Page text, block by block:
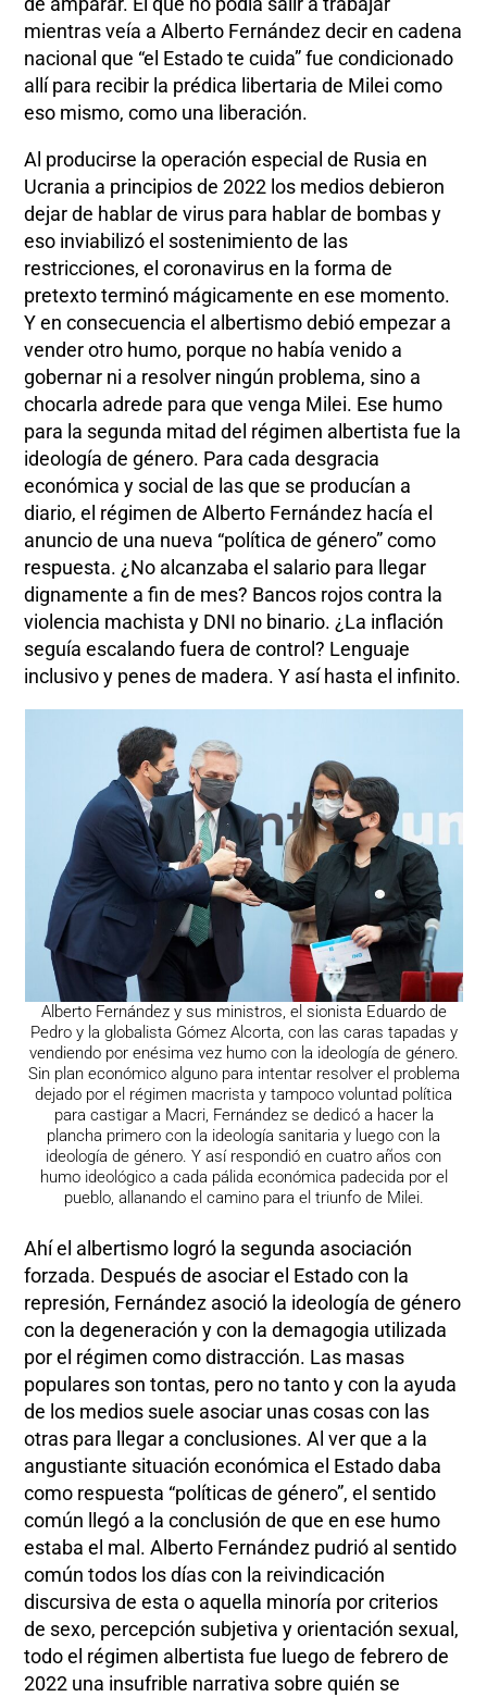
mientras veía a Alberto Fernández decir en cadena
nacional que “el Estado te cuida” fue condicionado
allí para recibir la prédica libertaria de Milei como
eso mismo, como una liberación.
Al producirse la operación especial de Rusia en
Ucrania a principios de 2022 los medios debieron
dejar de hablar de virus para hablar de bombas y
eso inviabilizó el sostenimiento de las
restricciones, el coronavirus en la forma de
pretexto terminó mágicamente en ese momento.
Y en consecuencia el albertismo debió empezar a
vender otro humo, porque no había venido a
gobernar ni a resolver ningún problema, sino a
chocarla adrede para que venga Milei. Ese humo
para la segunda mitad del régimen albertista fue la
ideología de género. Para cada desgracia
económica y social de las que se producían a
diario, el régimen de Alberto Fernández hacía el
anuncio de una nueva “política de género” como
respuesta. ¿No alcanzaba el salario para llegar
dignamente a fin de mes? Bancos rojos contra la
violencia machista y DNI no binario. ¿La inflación
seguía escalando fuera de control? Lenguaje
inclusivo y penes de madera. Y así hasta el infinito.
Alberto Fernández y sus ministros, el sionista Eduardo de
Pedro y la globalista Gómez Alcorta, con las caras tapadas y
vendiendo por enésima vez humo con la ideología de género.
Sin plan económico alguno para intentar resolver el problema
dejado por el régimen macrista y tampoco voluntad política
para castigar a Macri, Fernández se dedicó a hacer la
plancha primero con la ideología sanitaria y luego con la
ideología de género. Y así respondió en cuatro años con
humo ideológico a cada pálida económica padecida por el
pueblo, allanando el camino para el triunfo de Milei.
Ahí el albertismo logró la segunda asociación
forzada. Después de asociar el Estado con la
represión, Fernández asoció la ideología de género
con la degeneración y con la demagogia utilizada
por el régimen como distracción. Las masas
populares son tontas, pero no tanto y con la ayuda
de los medios suele asociar unas cosas con las
otras para llegar a conclusiones. Al ver que a la
angustiante situación económica el Estado daba
como respuesta “políticas de género”, el sentido
común llegó a la conclusión de que en ese humo
estaba el mal. Alberto Fernández pudrió al sentido
común todos los días con la reivindicación
discursiva de esta o aquella minoría por criterios
de sexo, percepción subjetiva y orientación sexual,
todo el régimen albertista fue luego de febrero de
2022 una insufrible narrativa sobre quién se